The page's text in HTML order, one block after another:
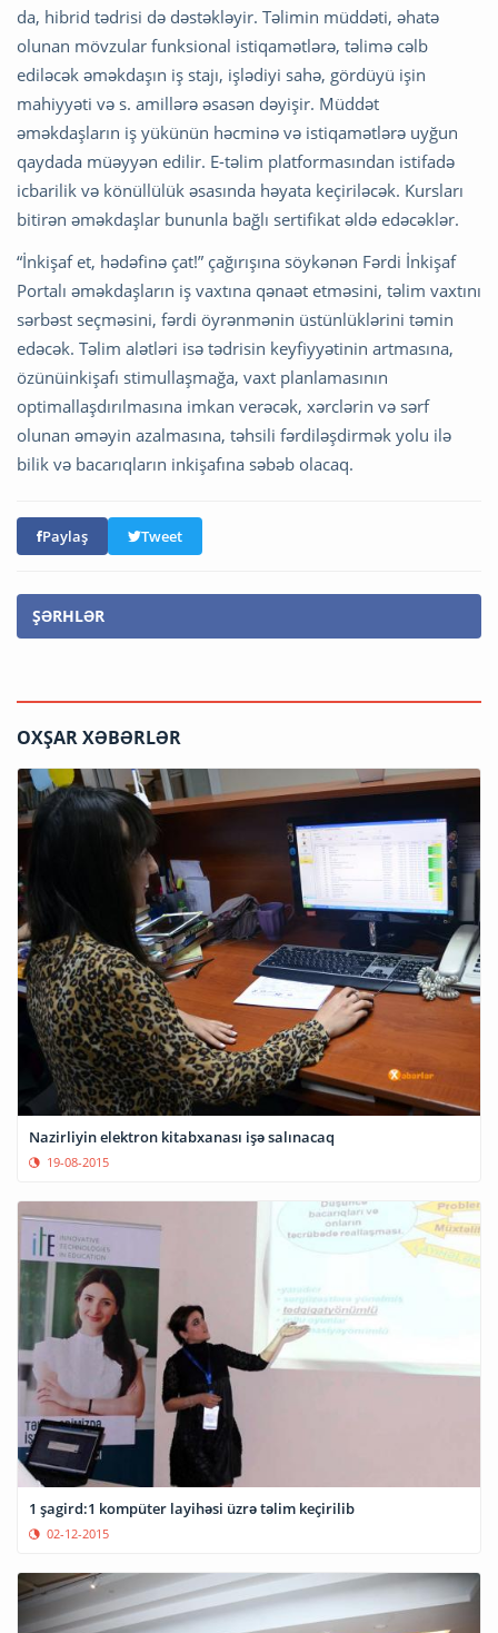
da, hibrid tədrisi də dəstəkləyir. Təlimin müddəti, əhatə
olunan mövzular funksional istiqamətlərə, təlimə cəlb
ediləcək əməkdaşın iş stajı, işlədiyi sahə, gördüyü işin
mahiyyəti və s. amillərə əsasən dəyişir. Müddət
əməkdaşların iş yükünün həcminə və istiqamətlərə uyğun
qaydada müəyyən edilir. E-təlim platformasından istifadə
icbarilik və könüllülük əsasında həyata keçiriləcək. Kursları
bitirən əməkdaşlar bununla bağlı sertifikat əldə edəcəklər.
“İnkişaf et, hədəfinə çat!” çağırışına söykənən Fərdi İnkişaf
Portalı əməkdaşların iş vaxtına qənaət etməsini, təlim vaxtını
sərbəst seçməsini, fərdi öyrənmənin üstünlüklərini təmin
edəcək. Təlim alətləri isə tədrisin keyfiyyətinin artmasına,
özünüinkişafı stimullaşmağa, vaxt planlamasının
optimallaşdırılmasına imkan verəcək, xərclərin və sərf
olunan əməyin azalmasına, təhsili fərdiləşdirmək yolu ilə
bilik və bacarıqların inkişafına səbəb olacaq.
Paylaş Tweet
ŞƏRHLƏR
OXŞAR XƏBƏRLƏR
Nazirliyin elektron kitabxanası işə salınacaq
19-08-2015
1 şagird:1 kompüter layihəsi üzrə təlim keçirilib
02-12-2015